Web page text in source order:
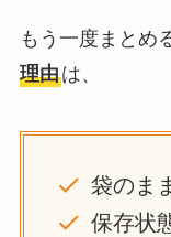
もう一度まとめ
理由は、
袋のま
保存状